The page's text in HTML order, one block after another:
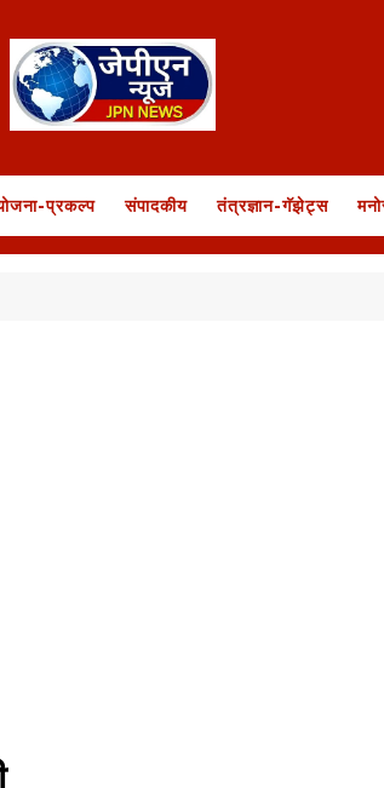
प्रकल्प संपादकीय तंत्रज्ञान-गॅझेट्स